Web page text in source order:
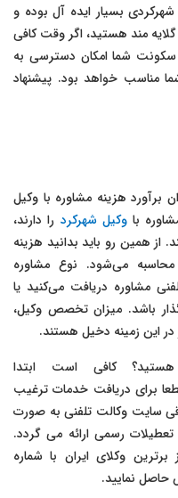
بسیار ایده آل بوده و
مند هستید، اگر وقت کافی
سکونت شما امکان دسترسی به
مناسب خواهد بود. پیشنهاد
برآورد هزینه مشاوره با وکیل
باوکیل شهرکرد را دارند،
از همین رو باید بدانید هزینه
می‌شود. نوع مشاوره
مشاوره دریافت می‌کنید یا
باشد. میزان تخصص وکیل،
در این زمینه دخیل هستند.
کافی است ابتدا
برای دریافت خدمات ترغیب
سایت وکالت تلفنی به صورت
رسمی ارائه می گردد.
وکلای ایران با شماره